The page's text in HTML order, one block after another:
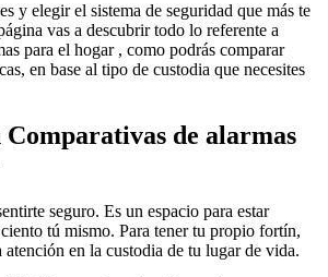
y elegir el sistema de seguridad que más te
vas a descubrir todo lo referente a
para el hogar , como podrás comparar
en base al tipo de custodia que necesites
Comparativas de alarmas
seguro. Es un espacio para estar
tú mismo. Para tener tu propio fortín,
atención en la custodia de tu lugar de vida.